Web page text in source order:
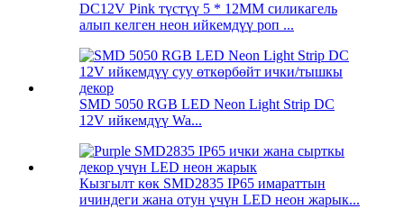
DC12V Pink түстүү 5 * 12MM силикагель
алып келген неон ийкемдүү роп ...
SMD 5050 RGB LED Neon Light Strip DC
12V ийкемдүү Wa...
Кызгылт көк SMD2835 IP65 имараттын
ичиндеги жана отун үчүн LED неон жарык...